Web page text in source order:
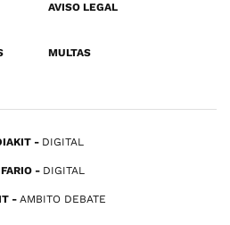
AVISO LEGAL
MULTAS
DIGITAL
DIGITAL
AMBITO DEBATE